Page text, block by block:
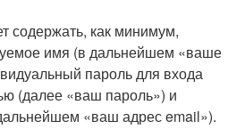
содержать, как минимум,
имя (в дальнейшем «ваше
пароль для входа
(далее «ваш пароль») и
«ваш адрес email»).